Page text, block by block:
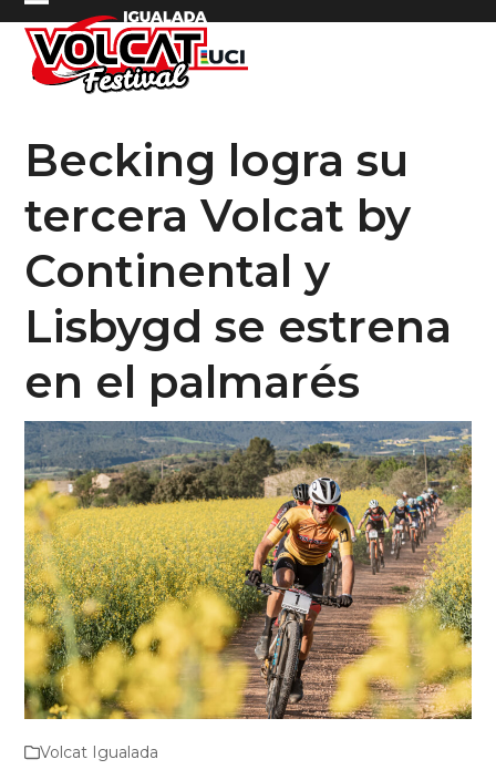
Skip
content
Open
mobile
menu
Close
mobile
menu
Becking logra su
tercera Volcat by
Continental y
Lisbygd se estrena
en el palmarés
Volcat Igualada